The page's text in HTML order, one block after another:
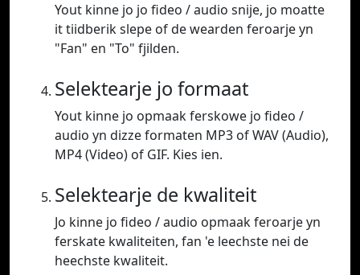
Yout kinne jo jo fideo / audio snije, jo moatte
it tiidberik slepe of de wearden feroarje yn
"Fan" en "To" fjilden.
Selektearje jo formaat
Yout kinne jo opmaak ferskowe jo fideo /
audio yn dizze formaten MP3 of WAV (Audio),
MP4 (Video) of GIF. Kies ien.
Selektearje de kwaliteit
Jo kinne jo fideo / audio opmaak feroarje yn
ferskate kwaliteiten, fan 'e leechste nei de
heechste kwaliteit.